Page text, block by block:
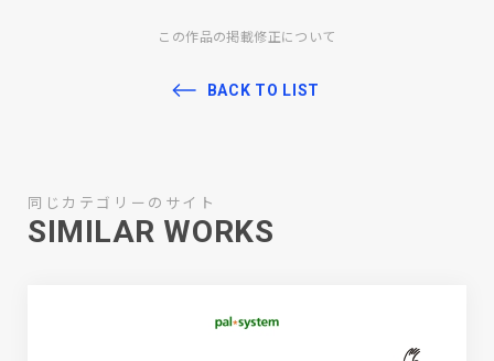
この作品の掲載修正について
BACK TO LIST
同じカテゴリーのサイト
SIMILAR WORKS